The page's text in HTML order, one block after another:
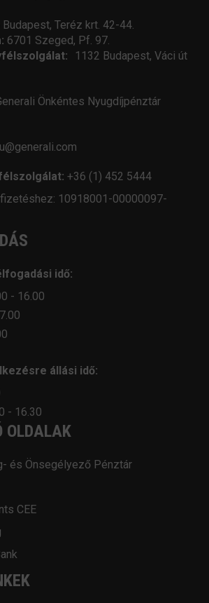
Budapest, Teréz krt. 42-44.
6701 Szeged, Pf. 97.
1132 Budapest, Váci út
Önkéntes Nyugdíjpénztár
+36 (1) 452 5444
10918001-00000097-
idő:
- 16.00
állási idő:
- 16.30
OLDALAK
és Önsegélyező Pénztár
CEE